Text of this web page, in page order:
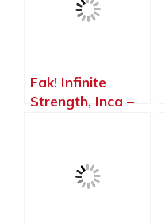
Fak! Infinite
Strength, Inca –